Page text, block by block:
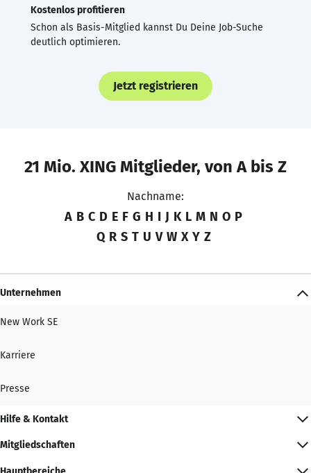
Kostenlos profitieren
Schon als Basis-Mitglied kannst Du Deine Job-Suche
deutlich optimieren.
Jetzt registrieren
21 Mio. XING Mitglieder, von A bis Z
Nachname:
A B C D E F G H I J K L M N O P
Q R S T U V W X Y Z
Unternehmen
New Work SE
Karriere
Presse
Hilfe & Kontakt
Mitgliedschaften